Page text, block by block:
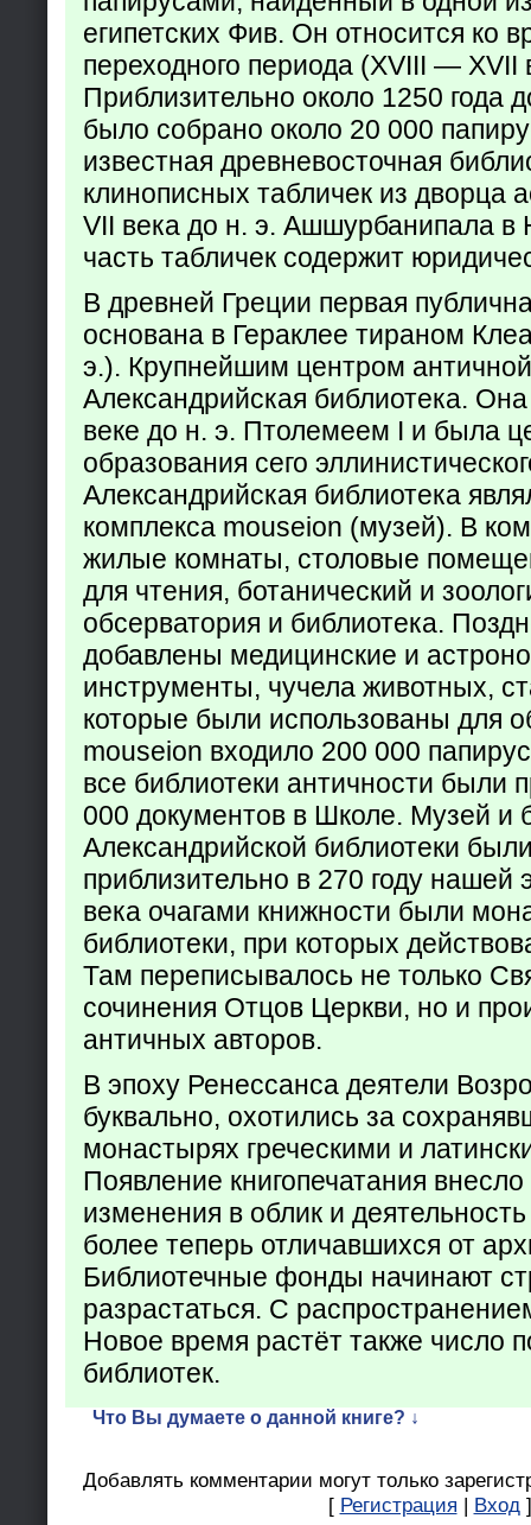
египетских Фив. Он относится ко
переходного периода (XVIII — XVII
Приблизительно около 1250 года
было собрано около 20 000
известная древневосточная
клинописных табличек из дворца
VII века до н. э. Ашшурбанипала в
часть табличек содержит
В древней Греции первая
основана в Гераклее тираном
э.). Крупнейшим центром
Александрийская библиотека.
веке до н. э. Птолемеем I и была
образования сего
Александрийская библиотека
комплекса mouseion (музей). В
жилые комнаты, столовые
для чтения, ботанический и
обсерватория и библиотека.
добавлены медицинские и
инструменты, чучела животных,
которые были использованы для
mouseion входило 200 000
все библиотеки античности были
000 документов в Школе. Музей и
Александрийской библиотеки
приблизительно в 270 году
века очагами книжности были
библиотеки, при которых
Там переписывалось не только
сочинения Отцов Церкви, но и
античных авторов.
В эпоху Ренессанса деятели
буквально, охотились за
монастырях греческими и
Появление книгопечатания
изменения в облик и
более теперь отличавшихся от
Библиотечные фонды начинают
разрастаться. С
Новое время растёт также число
библиотек.
Что Вы думаете о данной книге? ↓
Добавлять комментарии могут только
[ Регистрация | Вход ]